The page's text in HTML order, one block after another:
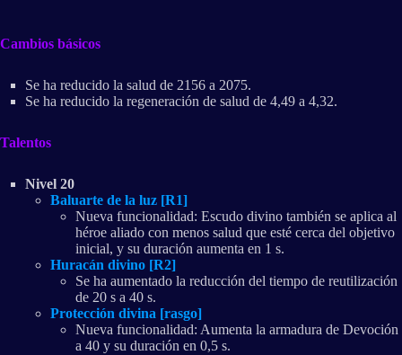
Cambios básicos
Se ha reducido la salud de 2156 a 2075.
Se ha reducido la regeneración de salud de 4,49 a 4,32.
Talentos
Nivel 20
Baluarte de la luz [R1]
Nueva funcionalidad: Escudo divino también se aplica al
héroe aliado con menos salud que esté cerca del objetivo
inicial, y su duración aumenta en 1 s.
Huracán divino [R2]
Se ha aumentado la reducción del tiempo de reutilización
de 20 s a 40 s.
Protección divina [rasgo]
Nueva funcionalidad: Aumenta la armadura de Devoción
a 40 y su duración en 0,5 s.